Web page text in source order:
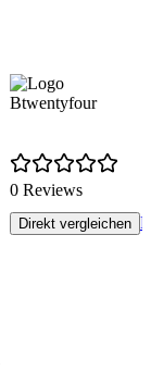
Btwentyfour
0 Reviews
Direkt vergleichen